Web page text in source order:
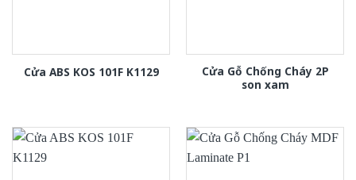
Cửa ABS KOS 101F K1129
Cửa Gỗ Chống Cháy 2P
son xam